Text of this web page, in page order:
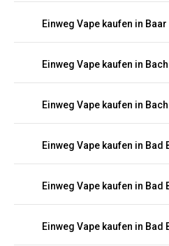
Einweg Vape kaufen in Baar
Einweg Vape kaufen in
Einweg Vape kaufen in
Einweg Vape kaufen in Bad
Einweg Vape kaufen in Bad
Einweg Vape kaufen in Bad